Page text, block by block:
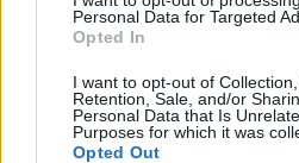
Personal Data for Targeted
Opted In
I want to opt-out of Collection,
Retention, Sale, and/or
Personal Data that Is
Purposes for which it was
Opted Out